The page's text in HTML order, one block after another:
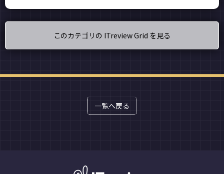
このカテゴリの ITreview Grid を見る
一覧へ戻る